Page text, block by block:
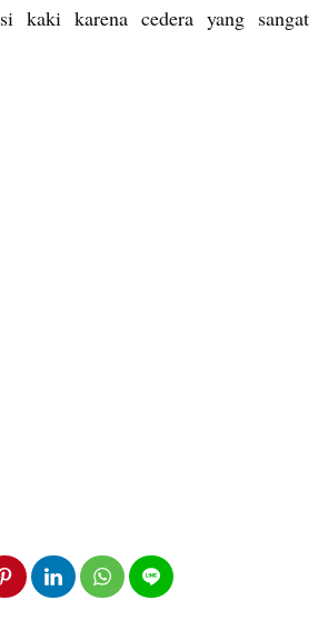
kaki karena cedera yang sangat